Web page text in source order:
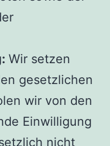
Wir setzen
gesetzlichen
wir von den
Einwilligung
nicht